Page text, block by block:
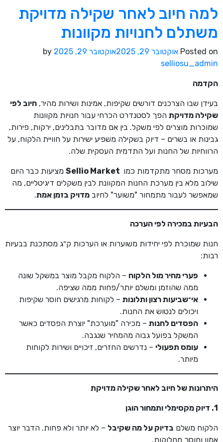
למה חיוב לאחר שקילה מדויקת
משתלם לחנויות מקוונות
Posted on אוקטובר 29, 2025 אוקטובר 29, 2025
selliosu_admin
הקדמה
בעידן שבו הצרכנים דורשים שקיפות, אמינות ושירות מהיר, חיוב לפי
שקילה מדויקת הפך לסטנדרט הכרחי עבור חנויות מקוונות
שמוכרות מוצרים לפי משקל. בין אם מדובר בתבלינים, ירקות, פירות,
גבינות או בשרים – דיוק בשקילה משפיע ישירות על חוויית הלקוח, על
הרווחיות של החנות ועל התדמית העסקית שלה.
מערכות מסחר מתקדמות כמו Sellio Market מציעות כבר היום
שילוב מלא בין מערכת החנות המקוונת לבין משקלים דיגיטליים, מה
שמאפשר לעבור מתמחור "משוער" לחיוב מדויק בזמן אמת.
הבעיות במכירה לפי הערכה
חנות שמוכרת לפי יחידות משוערות או הערכות ק״ג מסתכנת בבעיות
רבות:
פערי מחיר מול הלקוח – הלקוח מקבל מוצר במשקל שונה
ממה שהוזמן ומשלם יותר/פחות ממה שציפה.
אי־שביעות רצון ותלונות – לקוחות מרגישים חוסר שקיפות
ויכולים לנטוש את החנות.
הפסדים לחנות – מכירה "מוערכת" יוצרת הפסדים כאשר
המשקל בפועל גבוה מהמחיר שנגבה.
עומס תפעולי – נדרשים החזרים, זיכויים ושירות לקוחות
מיותר.
היתרונות של חיוב לאחר שקילה מדויקת
1. דיוק מקסימלי ותמחור הוגן
הלקוח משלם בדיוק על מה שקיבל – לא יותר ולא פחות. הדבר יוצר
אמון וחוסך מחלוקות.